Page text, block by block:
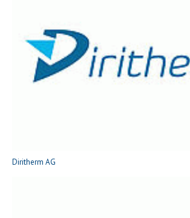
Diritherm AG